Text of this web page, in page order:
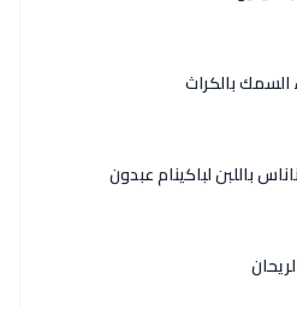
بالكراث
باللبن لباكينام عبدون